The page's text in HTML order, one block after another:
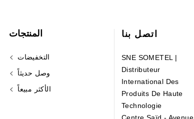
اتصل بنا
SNE SOMETEL |
Distributeur
International Des
Produits De Haute
Technologie
المنتجات
التخفيضات
وصل حديثاً
الأكثر مبيعاً